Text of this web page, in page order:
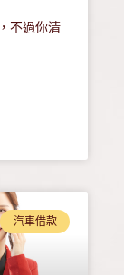
不過你清
汽車借款